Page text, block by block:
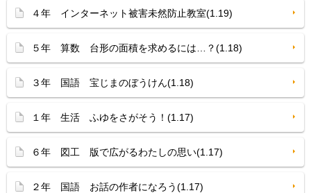
４年 インターネット被害未然防止教室(1.19)
５年 算数 台形の面積を求めるには…？(1.18)
３年 国語 宝じまのぼうけん(1.18)
１年 生活 ふゆをさがそう！(1.17)
６年 図工 版で広がるわたしの思い(1.17)
２年 国語 お話の作者になろう(1.17)